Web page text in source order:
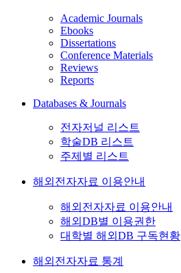
Academic Journals
Ebooks
Dissertations
Conference Materials
Reviews
Reports
Databases & Journals
전자저널 리스트
학술DB 리스트
주제별 리스트
해외전자자료 이용안내
해외전자자료 이용안내
해외DB별 이용권한
대학별 해외DB 구독현황
해외전자자료 통계